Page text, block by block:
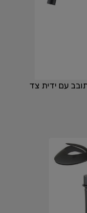
עם ידית צד